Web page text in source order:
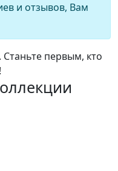
и отзывов, Вам
первым, кто